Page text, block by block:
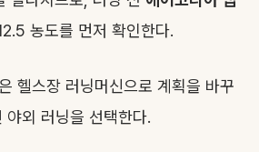
농도를 먼저 확인한다.
헬스장 러닝머신으로 계획을 바꾸
야외 러닝을 선택한다.